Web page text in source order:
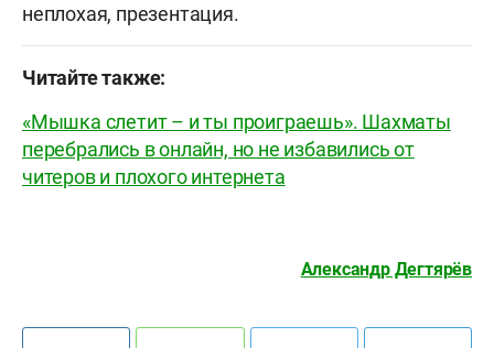
неплохая, презентация.
Читайте также:
«Мышка слетит – и ты проиграешь». Шахматы
перебрались в онлайн, но не избавились от
читеров и плохого интернета
Александр Дегтярёв